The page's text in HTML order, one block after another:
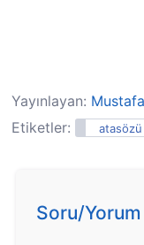
Yayınlayan: Mustafa
Etiketler:
atasözü
Soru/